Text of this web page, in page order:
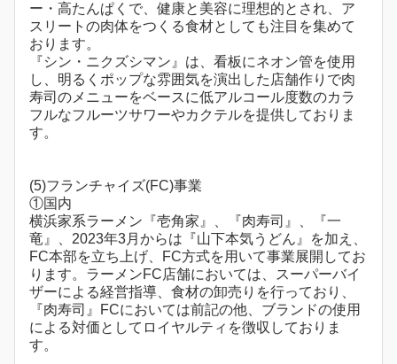
ー・高たんぱくで、健康と美容に理想的とされ、ア
スリートの肉体をつくる食材としても注目を集めて
おります。
『シン・ニクズシマン』は、看板にネオン管を使用
し、明るくポップな雰囲気を演出した店舗作りで肉
寿司のメニューをベースに低アルコール度数のカラ
フルなフルーツサワーやカクテルを提供しておりま
す。
(5)フランチャイズ(FC)事業
①国内
横浜家系ラーメン『壱角家』、『肉寿司』、『一
竜』、2023年3月からは『山下本気うどん』を加え、
FC本部を立ち上げ、FC方式を用いて事業展開してお
ります。ラーメンFC店舗においては、スーパーバイ
ザーによる経営指導、食材の卸売りを行っており、
『肉寿司』FCにおいては前記の他、ブランドの使用
による対価としてロイヤルティを徴収しておりま
す。